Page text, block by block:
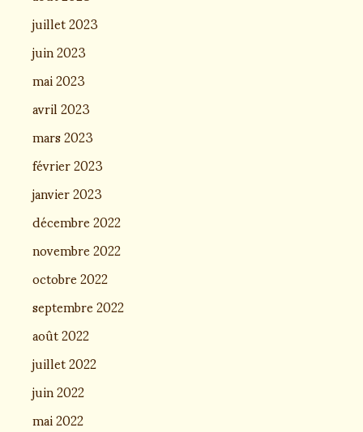
juillet 2023
juin 2023
mai 2023
avril 2023
mars 2023
février 2023
janvier 2023
décembre 2022
novembre 2022
octobre 2022
septembre 2022
août 2022
juillet 2022
juin 2022
mai 2022